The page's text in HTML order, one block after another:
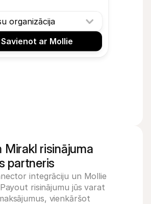
organizācija
Savienot ar Mollie
Mirakl risinājuma
partneris
integrāciju un Mollie
risinājumu jūs varat
vienkāršot